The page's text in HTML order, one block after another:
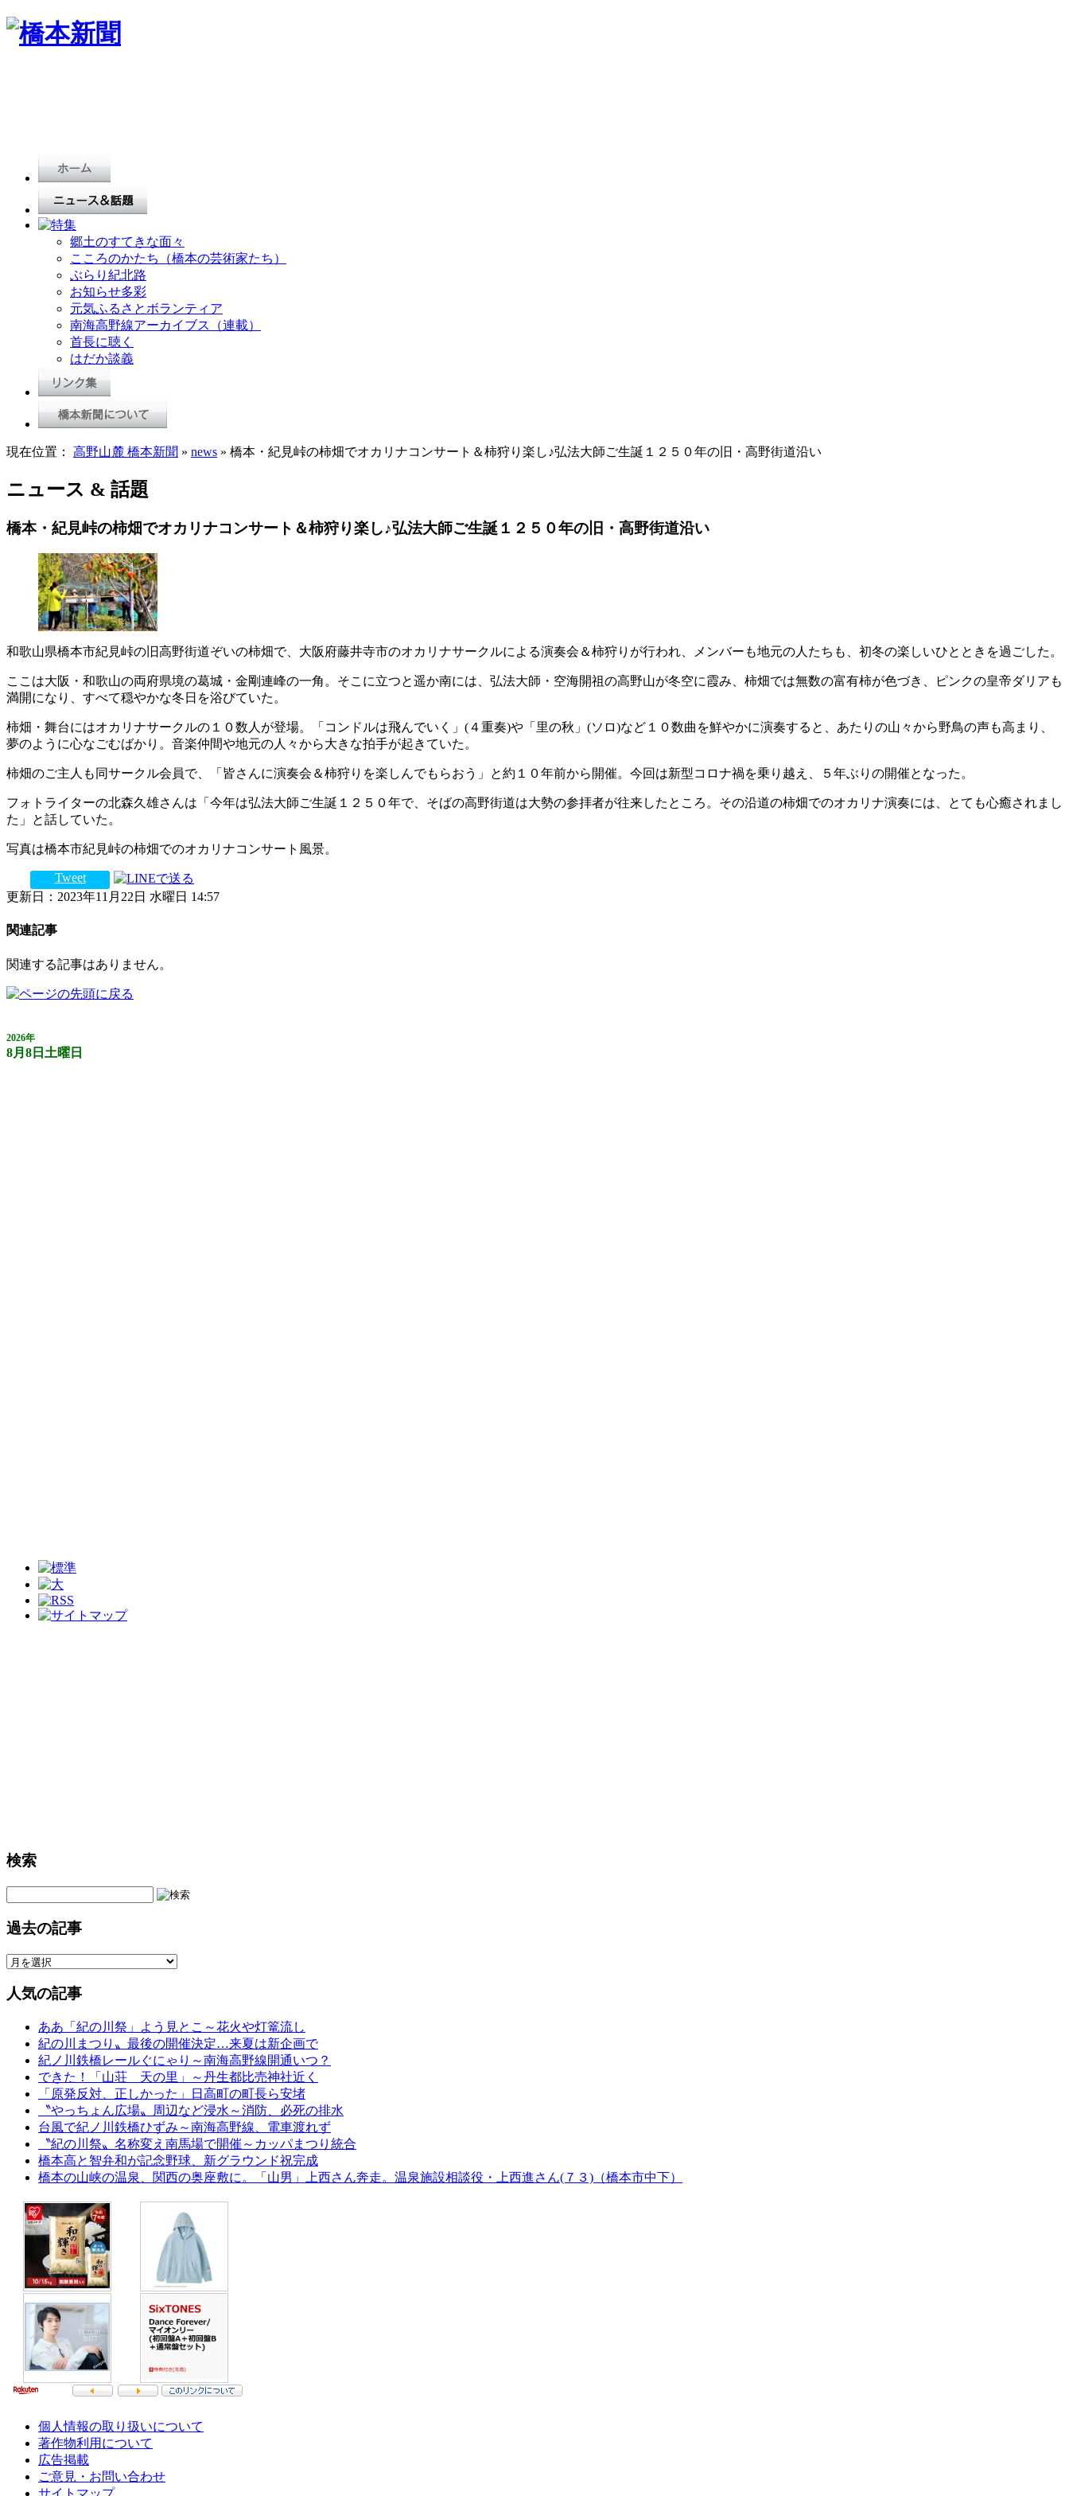
郷土のすてきな面々
こころのかたち（橋本の芸術家たち）
ぶらり紀北路
お知らせ多彩
元気ふるさとボランティア
南海高野線アーカイブス（連載）
首長に聴く
はだか談義
現在位置： 高野山麓 橋本新聞 » news » 橋本・紀見峠の柿畑でオカリナコンサート＆柿狩り楽し♪弘法大師ご生誕１２５０年の旧・高野街道沿い
ニュース & 話題
橋本・紀見峠の柿畑でオカリナコンサート＆柿狩り楽し♪弘法大師ご生誕１２５０年の旧・高野街道沿い
和歌山県橋本市紀見峠の旧高野街道ぞいの柿畑で、大阪府藤井寺市のオカリナサークルによる演奏会＆柿狩りが行われ、メンバーも地元の人たちも、初冬の楽しいひとときを過ごした。
ここは大阪・和歌山の両府県境の葛城・金剛連峰の一角。そこに立つと遥か南には、弘法大師・空海開祖の高野山が冬空に霞み、柿畑では無数の富有柿が色づき、ピンクの皇帝ダリアも
満開になり、すべて穏やかな冬日を浴びていた。
柿畑・舞台にはオカリナサークルの１０数人が登場。「コンドルは飛んでいく」(４重奏)や「里の秋」(ソロ)など１０数曲を鮮やかに演奏すると、あたりの山々から野鳥の声も高まり、
夢のように心なごむばかり。音楽仲間や地元の人々から大きな拍手が起きていた。
柿畑のご主人も同サークル会員で、「皆さんに演奏会＆柿狩りを楽しんでもらおう」と約１０年前から開催。今回は新型コロナ禍を乗り越え、５年ぶりの開催となった。
フォトライターの北森久雄さんは「今年は弘法大師ご生誕１２５０年で、そばの高野街道は大勢の参拝者が往来したところ。その沿道の柿畑でのオカリナ演奏には、とても心癒されまし
た」と話していた。
写真は橋本市紀見峠の柿畑でのオカリナコンサート風景。
Tweet
更新日：2023年11月22日 水曜日 14:57
関連記事
関連する記事はありません。
2026年
8月8日土曜日
検索
過去の記事
人気の記事
ああ「紀の川祭」よう見とこ～花火や灯篭流し
紀の川まつり〟最後の開催決定…来夏は新企画で
紀ノ川鉄橋レールぐにゃり～南海高野線開通いつ？
できた！「山荘 天の里」～丹生都比売神社近く
「原発反対、正しかった」日高町の町長ら安堵
〝やっちょん広場〟周辺など浸水～消防、必死の排水
台風で紀ノ川鉄橋ひずみ～南海高野線、電車渡れず
〝紀の川祭〟名称変え南馬場で開催～カッパまつり統合
橋本高と智弁和が記念野球、新グラウンド祝完成
橋本の山峡の温泉、関西の奥座敷に。「山男」上西さん奔走。温泉施設相談役・上西進さん(７３)（橋本市中下）
個人情報の取り扱いについて
著作物利用について
広告掲載
ご意見・お問い合わせ
サイトマップ